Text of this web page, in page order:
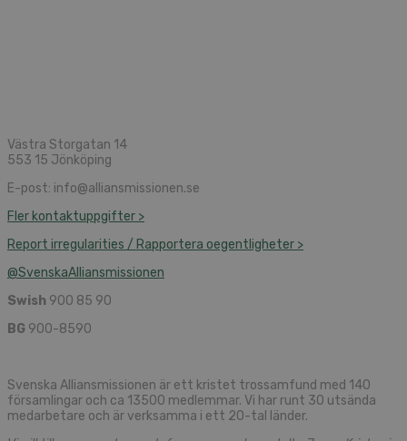
Västra Storgatan 14
553 15 Jönköping
E-post: info@alliansmissionen.se
Fler kontaktuppgifter >
Report irregularities / Rapportera oegentligheter >
@SvenskaAlliansmissionen
Swish 900 85 90
BG 900-8590
Svenska Alliansmissionen är ett kristet trossamfund med 140
församlingar och ca 13500 medlemmar. Vi har runt 30 utsända
medarbetare och är verksamma i ett 20-tal länder.